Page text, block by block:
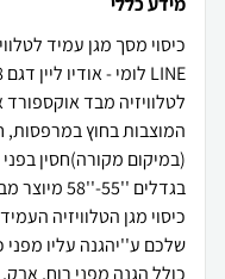
לטלוויזיה מבד אוקספורד
המוצבות בחוץ במרפסות,
(במיקום מקורה)חסין
בגדלים
כיסוי מגן הטלוויזיה
שלכם ע''יהגנה עליו
כולל הגנה מפני רוח,